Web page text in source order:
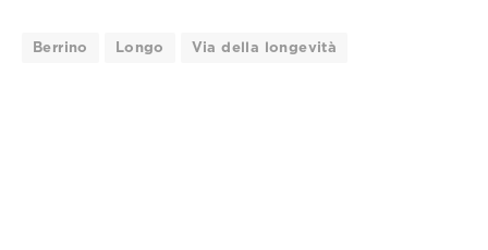
Berrino Longo Via della longevità